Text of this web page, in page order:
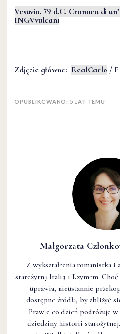
Małgorzata
Z wykształcenia romanistka i
starożytną Italią i Rzymem.
uprawia, nieustannie
dostępne źródła, by zbliżyć
Prawie co dzień podróżuje w
dziedziny historii
Vesuvio, 79 d.C. Cronaca di
INGVvulcani
Zdjęcie główne: RealCarlo /
OPUBLIKOWANO: 5 LAT TEMU